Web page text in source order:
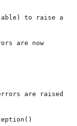
are raised